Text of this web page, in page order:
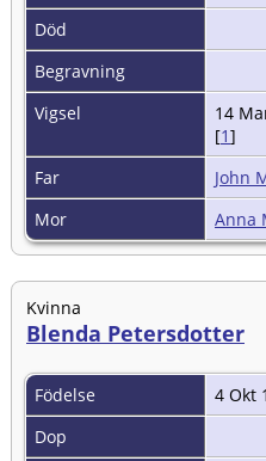
Död
Begravning
Vigsel
14
[1]
Far John
Mor
Anna
Kvinna
Blenda Petersdotter
Födelse 4 Okt
Dop